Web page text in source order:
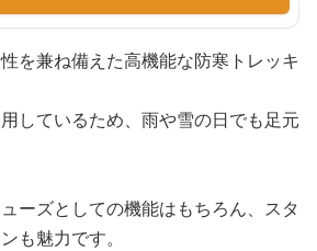
を兼ね備えた高機能な防寒トレッキ
しているため、雨や雪の日でも足元
ーズとしての機能はもちろん、スタ
も魅力です。